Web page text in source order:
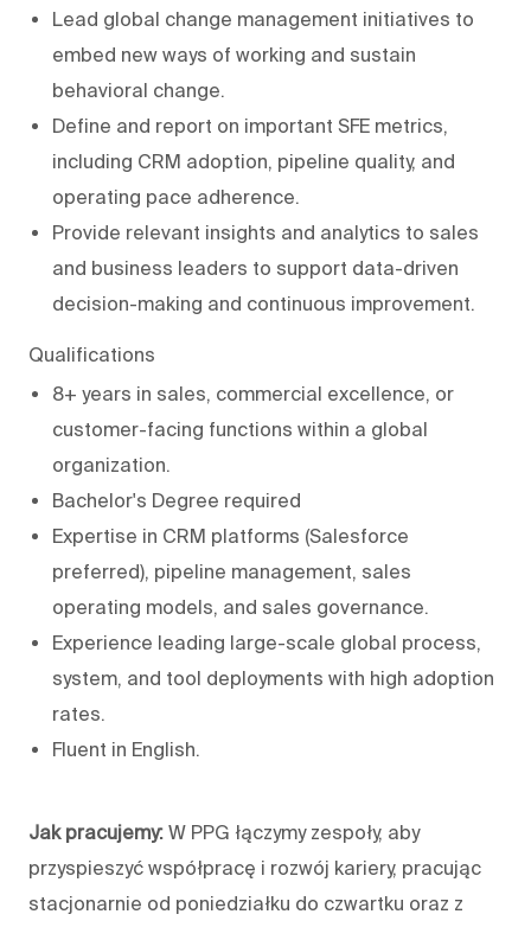
Lead global change management initiatives to
embed new ways of working and sustain
behavioral change.
Define and report on important SFE metrics,
including CRM adoption, pipeline quality, and
operating pace adherence.
Provide relevant insights and analytics to sales
and business leaders to support data-driven
decision-making and continuous improvement.
Qualifications
8+ years in sales, commercial excellence, or
customer-facing functions within a global
organization.
Bachelor's Degree required
Expertise in CRM platforms (Salesforce
preferred), pipeline management, sales
operating models, and sales governance.
Experience leading large-scale global process,
system, and tool deployments with high adoption
rates.
Fluent in English.
Jak pracujemy: W PPG łączymy zespoły, aby
przyspieszyć współpracę i rozwój kariery, pracując
stacjonarnie od poniedziałku do czwartku oraz z